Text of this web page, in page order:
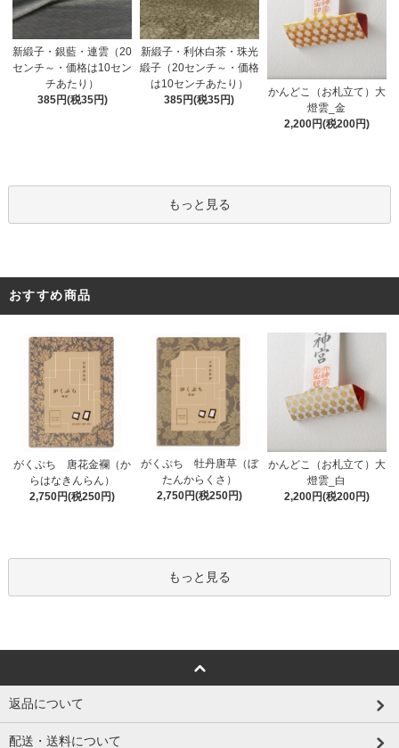
新緞子・銀藍・連雲（20
センチ～・価格は10セン
チあたり）
385円(税35円)
新緞子・利休白茶・珠光
緞子（20センチ～・価格
は10センチあたり）
385円(税35円)
かんどこ（お札立て）大
燈雲_金
2,200円(税200円)
もっと見る
おすすめ商品
がくぷち 唐花金襴（か
らはなきんらん）
2,750円(税250円)
がくぷち 牡丹唐草（ぼ
たんからくさ）
2,750円(税250円)
かんどこ（お札立て）大
燈雲_白
2,200円(税200円)
もっと見る
返品について
配送・送料について